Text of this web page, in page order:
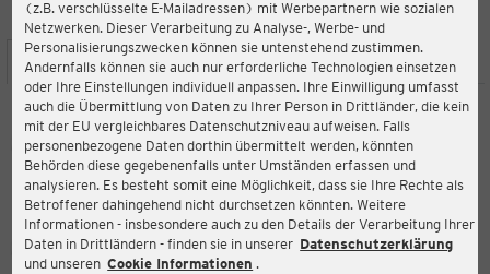
(z.B. verschlüsselte E-Mailadressen) mit Werbepartnern wie sozialen
Netzwerken. Dieser Verarbeitung zu Analyse-, Werbe- und
Personalisierungszwecken können sie untenstehend zustimmen.
Andernfalls können sie auch nur erforderliche Technologien einsetzen
oder Ihre Einstellungen individuell anpassen. Ihre Einwilligung umfasst
auch die Übermittlung von Daten zu Ihrer Person in Drittländer, die kein
mit der EU vergleichbares Datenschutzniveau aufweisen. Falls
personenbezogene Daten dorthin übermittelt werden, könnten
Behörden diese gegebenenfalls unter Umständen erfassen und
analysieren. Es besteht somit eine Möglichkeit, dass sie Ihre Rechte als
Betroffener dahingehend nicht durchsetzen könnten. Weitere
Informationen - insbesondere auch zu den Details der Verarbeitung Ihrer
Daten in Drittländern - finden sie in unserer Datenschutzerklärung
und unseren Cookie Informationen .
3,7
Bewertung:
STANDORT SERVICES SORTIMENT AKTIONEN
Ernsting's family
Feldschmiede 24-26, 25524 Itzehoe
Aktuell:
Geschlossen